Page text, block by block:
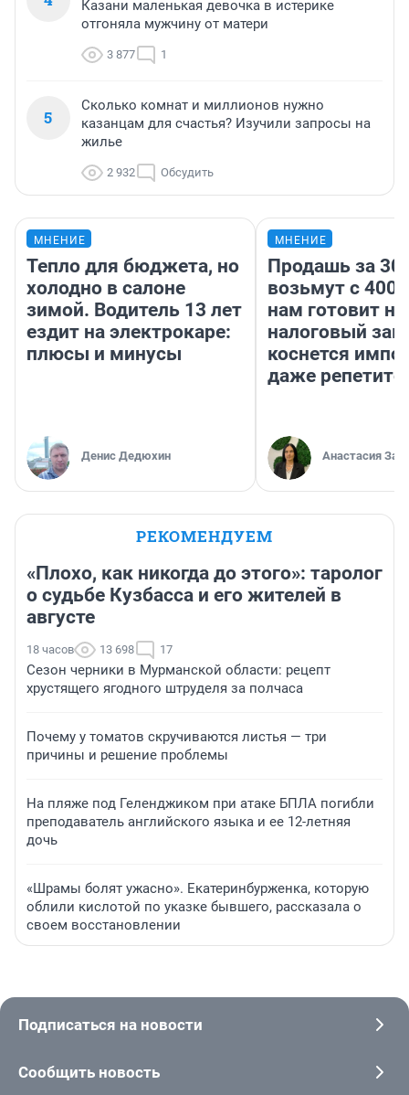
Казани маленькая девочка в истерике
отгоняла мужчину от матери
3 877 1
5
Сколько комнат и миллионов нужно
казанцам для счастья? Изучили запросы на
жилье
2 932 Обсудить
МНЕНИЕ
Тепло для бюджета, но
холодно в салоне
зимой. Водитель 13 лет
ездит на электрокаре:
плюсы и минусы
Денис Дедюхин
МНЕНИЕ
Продашь за
возьмут с
нам готовит
налоговый
коснется
даже
Анастасия
РЕКОМЕНДУЕМ
«Плохо, как никогда до этого»: таролог
о судьбе Кузбасса и его жителей в
августе
18 часов 13 698 17
Сезон черники в Мурманской области: рецепт
хрустящего ягодного штруделя за полчаса
Почему у томатов скручиваются листья — три
причины и решение проблемы
На пляже под Геленджиком при атаке БПЛА погибли
преподаватель английского языка и ее 12-летняя
дочь
«Шрамы болят ужасно». Екатеринбурженка, которую
облили кислотой по указке бывшего, рассказала о
своем восстановлении
Подписаться на новости
Сообщить новость